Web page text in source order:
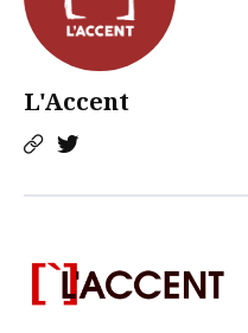
L'Accent